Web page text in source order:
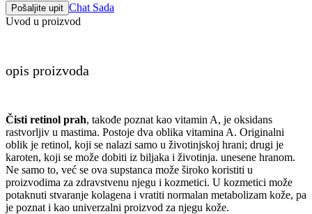
Pošaljite upit Chat Sada
Uvod u proizvod
opis proizvoda
Čisti retinol prah, takođe poznat kao vitamin A, je oksidans
rastvorljiv u mastima. Postoje dva oblika vitamina A. Originalni
oblik je retinol, koji se nalazi samo u životinjskoj hrani; drugi je
karoten, koji se može dobiti iz biljaka i životinja. unesene hranom.
Ne samo to, već se ova supstanca može široko koristiti u
proizvodima za zdravstvenu njegu i kozmetici. U kozmetici može
potaknuti stvaranje kolagena i vratiti normalan metabolizam kože, pa
je poznat i kao univerzalni proizvod za njegu kože.